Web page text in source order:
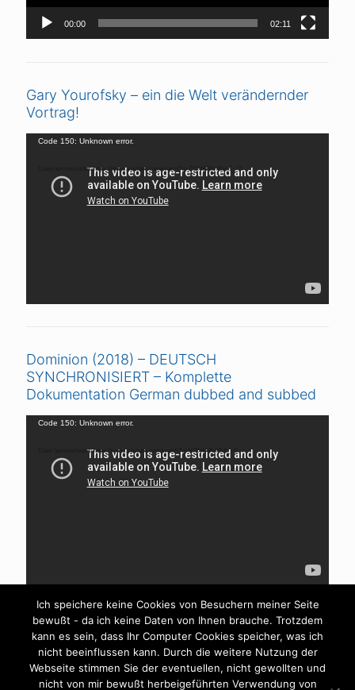
00:00 02:11
Gary Yourofsky – ein die Welt verändernder
Vortrag!
Video-
Code 150: Unknown error.
Datei herunterladen: https://www.youtube.com/watch?v=ZCMAIMnI8iw&_=5
Dominion (2018) – DEUTSCH
SYNCHRONISIERT – Komplette
Dokumentation German dubbed and subbed
Video-
Code 150: Unknown error.
Datei herunterladen: https://www.youtube.com/watch?v=V7DrljVAaYk&_=6
Ich speichere keine Cookies von Besuchern meiner Seite
bewußt - da ich keine Daten von Ihnen brauche. Trotzdem
kann es sein, dass Ihr Computer Cookies speicher, was ich
nicht beeinflussen kann. Durch die weitere Nutzung der
Webseite stimmen Sie der eventuellen, nicht gewollten und
nicht von mir bewußt herbeigeführten Verwendung von